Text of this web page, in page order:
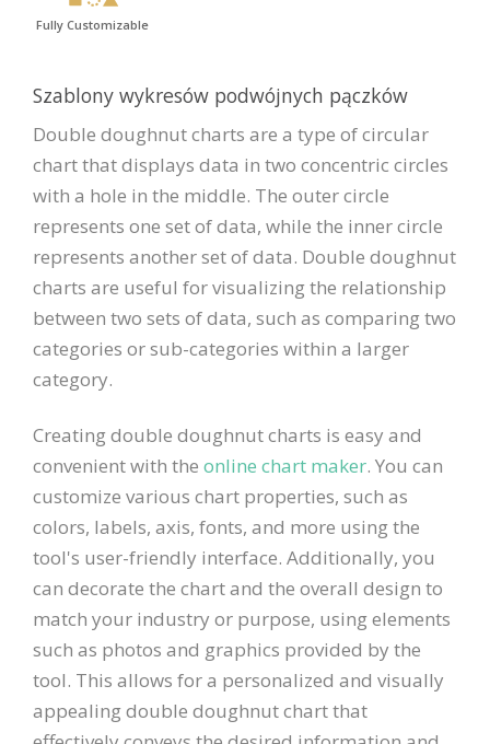
Fully Customizable
Szablony wykresów podwójnych pączków
Double doughnut charts are a type of circular
chart that displays data in two concentric circles
with a hole in the middle. The outer circle
represents one set of data, while the inner circle
represents another set of data. Double doughnut
charts are useful for visualizing the relationship
between two sets of data, such as comparing two
categories or sub-categories within a larger
category.
Creating double doughnut charts is easy and
convenient with the online chart maker. You can
customize various chart properties, such as
colors, labels, axis, fonts, and more using the
tool's user-friendly interface. Additionally, you
can decorate the chart and the overall design to
match your industry or purpose, using elements
such as photos and graphics provided by the
tool. This allows for a personalized and visually
appealing double doughnut chart that